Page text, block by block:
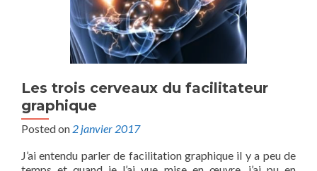
Les trois cerveaux du facilitateur
graphique
Posted on 2 janvier 2017
J’ai entendu parler de facilitation graphique il y a peu de